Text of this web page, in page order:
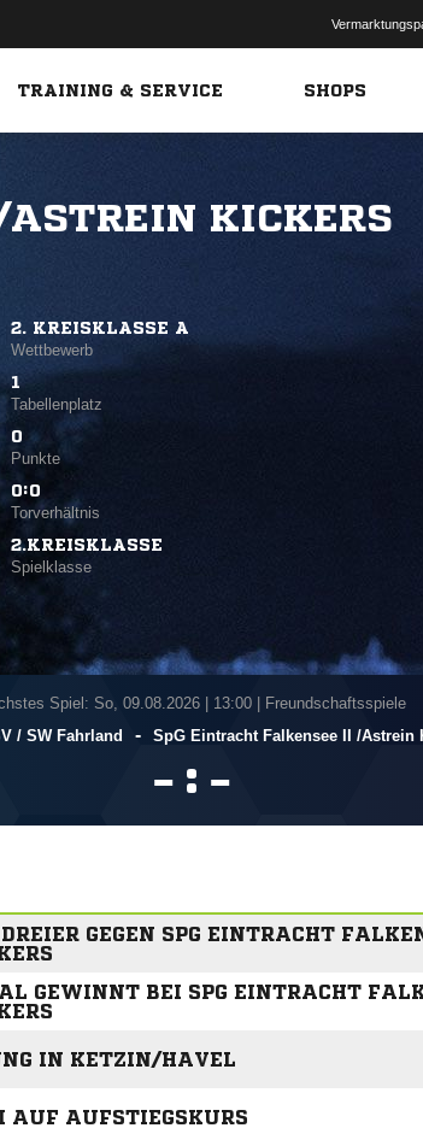
TRAINING & SERVICE SHOPS
KICKERS
2. KREISKLASSE A
Wettbewerb
1
Tabellenplatz
0
Punkte
0:0
Torverhältnis
2.KREISKLASSE
Spielklasse
Spiel: So, 09.08.2026| 13:00 | Freundschaftsspiele
/​ SW Fahrland
- SpG Eintracht Falkensee II /​Astrein
 : 
GEGEN SPG EINTRACHT
GEWINNT BEI SPG EINTRACHT
IN KETZIN/HAVEL
AUFSTIEGSKURS